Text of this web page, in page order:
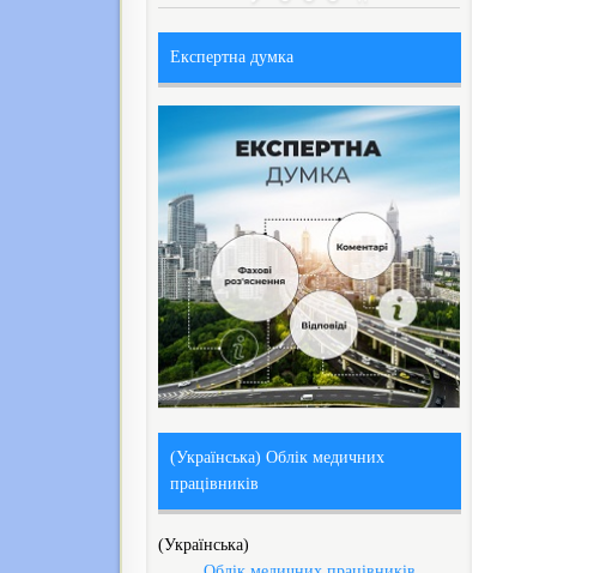
Експертна думка
(Українська) Облік медичних
працівників
(Українська)